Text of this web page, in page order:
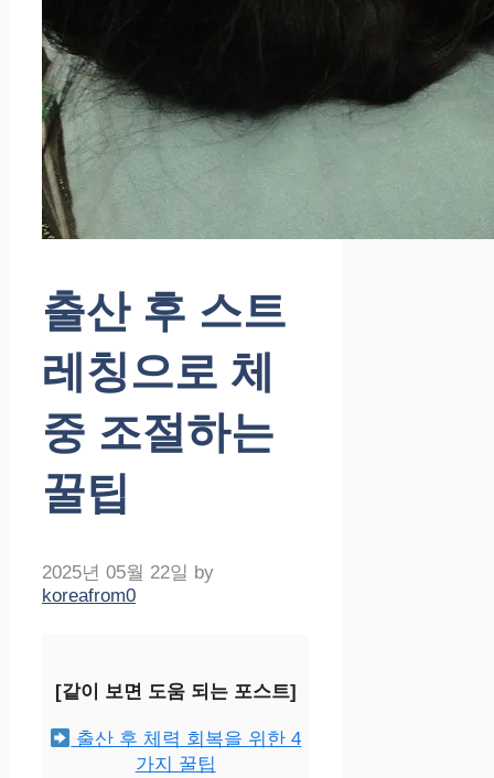
출산 후 스트
레칭으로 체
중 조절하는
꿀팁
2025년 05월 22일 by
koreafrom0
[같이 보면 도움 되는 포스트]
출산 후 체력 회복을 위한 4
가지 꿀팁